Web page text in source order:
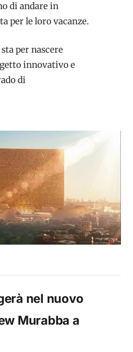
di andare in
per le loro vacanze.
per nascere
innovativo e
di
nel nuovo
Murabba a